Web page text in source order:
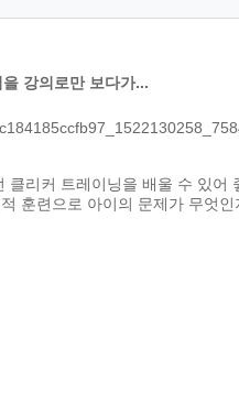
강의로만 보다가...
클리커 트레이닝을 배울 수 있어
훈련으로 아이의 문제가 무엇인